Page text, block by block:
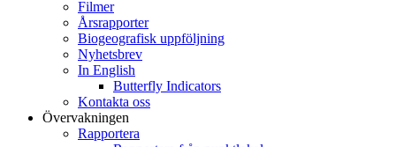
Filmer
Årsrapporter
Biogeografisk uppföljning
Nyhetsbrev
In English
Butterfly Indicators
Kontakta oss
Övervakningen
Rapportera